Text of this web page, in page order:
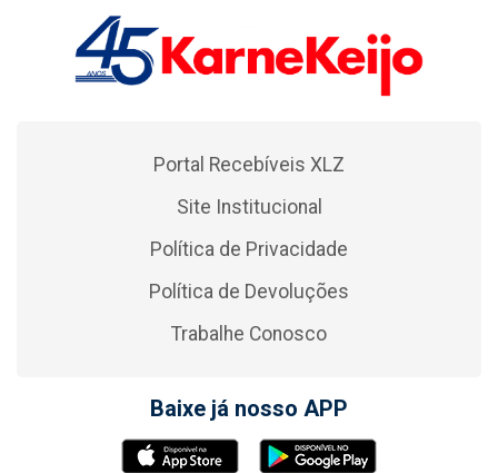
Portal Recebíveis XLZ
Site Institucional
Política de Privacidade
Política de Devoluções
Trabalhe Conosco
Baixe já nosso APP